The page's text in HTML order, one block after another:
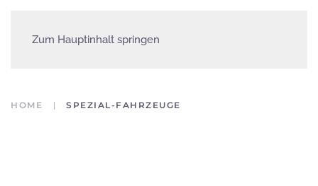
Zum Hauptinhalt springen
HOME SPEZIAL-FAHRZEUGE